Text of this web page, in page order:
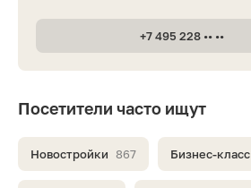
Посетители часто ищут
Новостройки 867 Бизнес-класс
+7 495 228 •• ••